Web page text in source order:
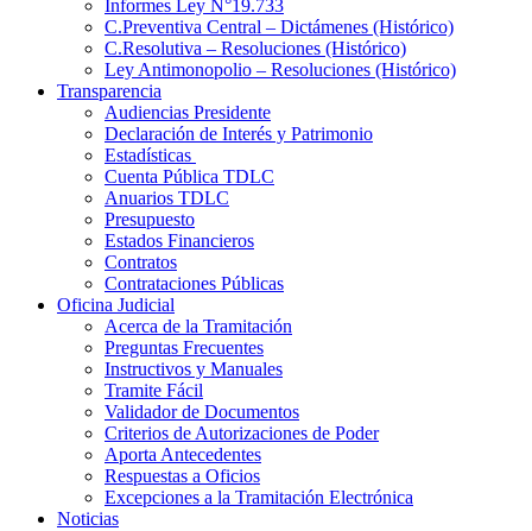
Informes Ley N°19.733
C.Preventiva Central – Dictámenes (Histórico)
C.Resolutiva – Resoluciones (Histórico)
Ley Antimonopolio – Resoluciones (Histórico)
Transparencia
Audiencias Presidente
Declaración de Interés y Patrimonio
Estadísticas
Cuenta Pública TDLC
Anuarios TDLC
Presupuesto
Estados Financieros
Contratos
Contrataciones Públicas
Oficina Judicial
Acerca de la Tramitación
Preguntas Frecuentes
Instructivos y Manuales
Tramite Fácil
Validador de Documentos
Criterios de Autorizaciones de Poder
Aporta Antecedentes
Respuestas a Oficios
Excepciones a la Tramitación Electrónica
Noticias